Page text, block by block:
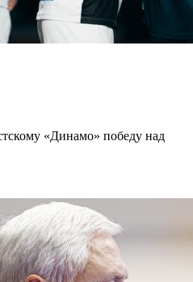
«Динамо» победу над